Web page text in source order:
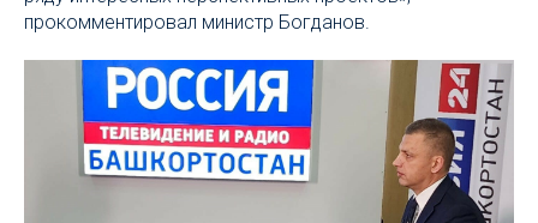
прокомментировал министр Богданов.